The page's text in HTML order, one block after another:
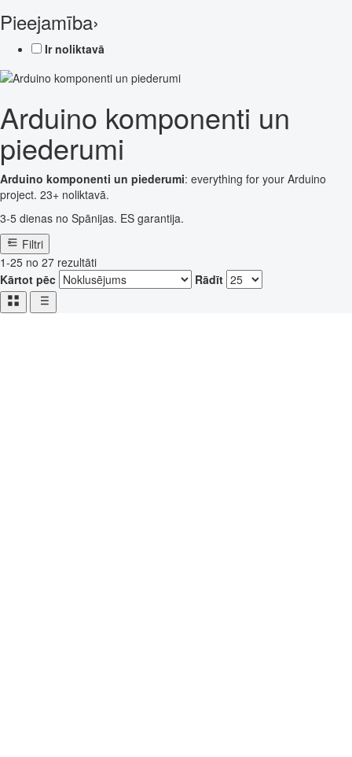
Pieejamība›
Ir noliktavā
Arduino komponenti un
piederumi
Arduino komponenti un piederumi: everything for your Arduino
project. 23+ noliktavā.
3-5 dienas no Spānijas. ES garantija.
Filtri
1-25 no 27 rezultāti
Kārtot pēc
Rādīt